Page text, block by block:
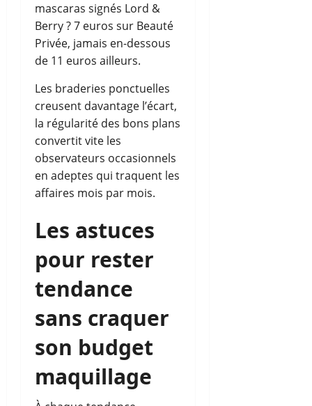
mascaras signés Lord &
Berry ? 7 euros sur Beauté
Privée, jamais en-dessous
de 11 euros ailleurs.
Les braderies ponctuelles
creusent davantage l’écart,
la régularité des bons plans
convertit vite les
observateurs occasionnels
en adeptes qui traquent les
affaires mois par mois.
Les astuces
pour rester
tendance
sans craquer
son budget
maquillage